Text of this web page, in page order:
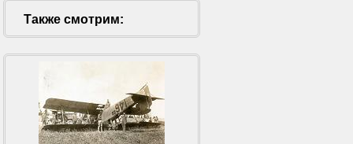
Также смотрим: